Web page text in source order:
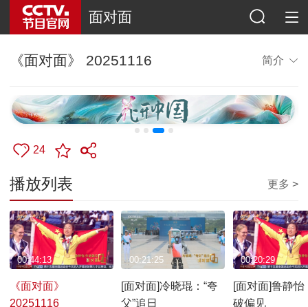
面对面
《面对面》 20251116 简介
24
播放列表 更多 >
《面对面》
20251116
00:44:13
[面对面]冷晓琨：“夸
父”追日
00:21:25
[面对面]鲁静怡
破偏见
00:20:29